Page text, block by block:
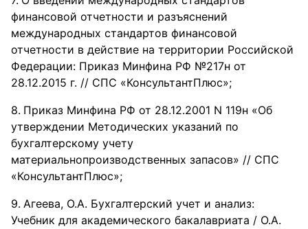
финансовой отчетности и разъяснений
международных стандартов финансовой
отчетности в действие на территории Российской
Федерации: Приказ Минфина РФ №217н от
28.12.2015 г. // СПС «КонсультантПлюс»;
Приказ Минфина РФ от 28.12.2001 N 119н «Об
утверждении Методических указаний по
бухгалтерскому учету
материальнопроизводственных запасов» // СПС
«КонсультантПлюс»;
Агеева, О.А. Бухгалтерский учет и анализ:
Учебник для академического бакалавриата / О.А.